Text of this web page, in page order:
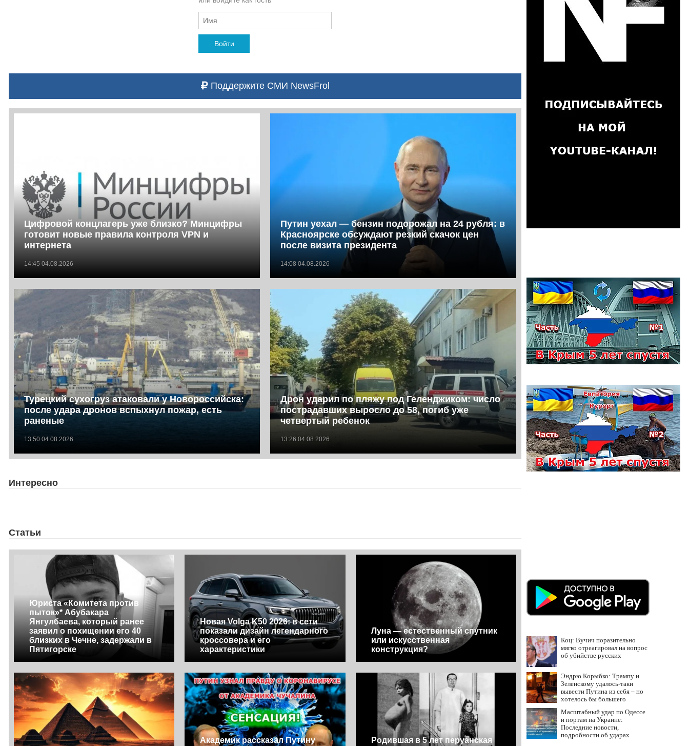
Войти
Поддержите СМИ NewsFrol
Цифровой концлагерь уже близко? Минцифры
готовит новые правила контроля VPN и
интернета
14:45 04.08.2026
Путин уехал — бензин подорожал на 24 рубля: в
Красноярске обсуждают резкий скачок цен
после визита президента
14:08 04.08.2026
Турецкий сухогруз атаковали у Новороссийска:
после удара дронов вспыхнул пожар, есть
раненые
13:50 04.08.2026
Дрон ударил по пляжу под Геленджиком: число
пострадавших выросло до 58, погиб уже
четвертый ребенок
13:26 04.08.2026
Интересно
Статьи
Юриста «Комитета против
пыток»* Абубакара
Янгулбаева, который ранее
заявил о похищении его 40
близких в Чечне, задержали в
Пятигорске
Новая Volga K50 2026: в сети
показали дизайн легендарного
кроссовера и его
характеристики
Луна — естественный спутник
или искусственная
конструкция?
Академик рассказал Путину
Родившая в 5 лет перуанская
Коц: Вучич поразительно
мягко отреагировал на вопрос
об убийстве русских
Эндрю Корыбко: Трампу и
Зеленскому удалось-таки
вывести Путина из себя – но
хотелось бы большего
Масштабный удар по Одессе
и портам на Украине:
Последние новости,
подробности об ударах